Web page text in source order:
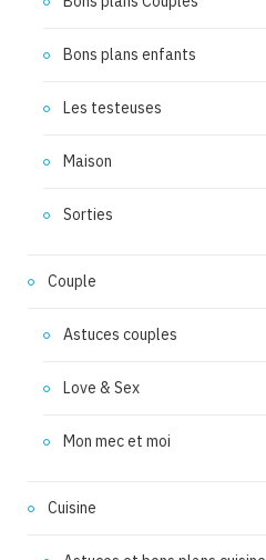
Bons plans enfants
Les testeuses
Maison
Sorties
Couple
Astuces couples
Love & Sex
Mon mec et moi
Cuisine